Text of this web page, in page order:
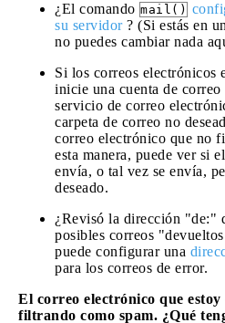
¿El comando mail()
su servidor? (Si estás en
no puedes cambiar nada
Si los correos electrónicos
inicie una cuenta de
servicio de correo
carpeta de correo no
correo electrónico que no
esta manera, puede ver si
envía, o tal vez se envía,
deseado.
¿Revisó la dirección "de:"
posibles correos
puede configurar una
para los correos de error.
El correo electrónico que estoy
filtrando como spam. ¿Qué